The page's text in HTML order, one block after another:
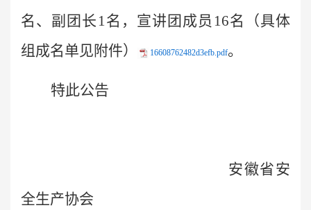
名、副团长1名，宣讲团成员16名（具体
组成名单见附件）
16608762482d3efb.pdf。
特此公告
安徽省安
全生产协会